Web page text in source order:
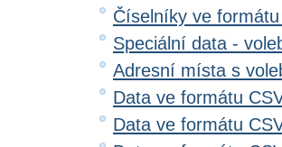
Číselníky ve formátu
Speciální data -
Adresní místa s
Data ve formátu
Data ve formátu